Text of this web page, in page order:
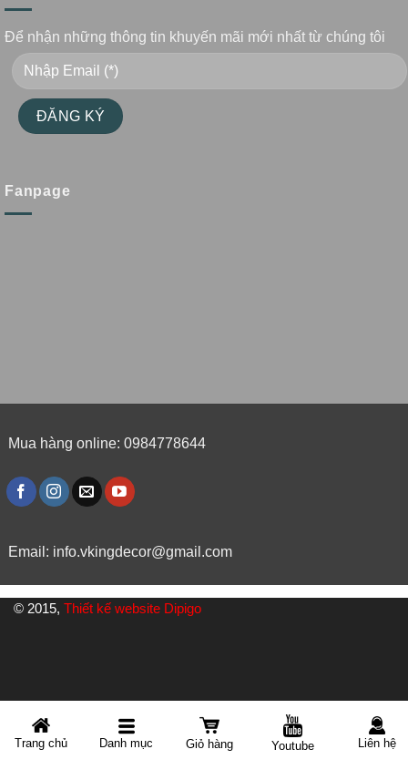
Để nhận những thông tin khuyến mãi mới nhất từ chúng tôi
Fanpage
Mua hàng online: 0984778644
Email: info.vkingdecor@gmail.com
Trang chủ Danh mục Giỏ hàng Youtube Liên hệ
© 2015, Thiết kế website Dipigo